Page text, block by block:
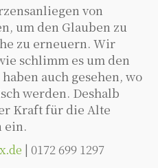
von
um den Glauben zu
zu erneuern. Wir
schlimm es um den
auch gesehen, wo
werden. Deshalb
Kraft für die Alte
ein.
| 0172 699 1297